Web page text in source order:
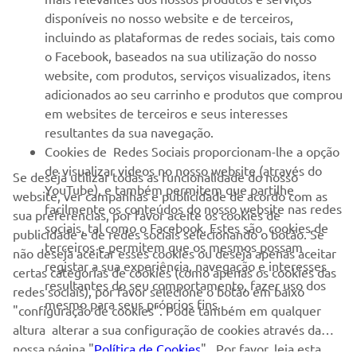
MAIS YAMAHA
SERVIÇO E SUPORTE
NEWSLETTER
Seja o primeiro a saber das últimas ofertas, eventos especiais,
novos lançamentos e muito mais
SUBSCREVER
Leia a nossa Política de Privacidade para saber como processamos
os seus dados pessoais: Politica de Privacidade
Portugal (Portuguese)
disponíveis no nosso website e de terceiros,
incluindo as plataformas de redes sociais, tais como
o Facebook, baseados na sua utilização do nosso
website, com produtos, serviços visualizados, itens
adicionados ao seu carrinho e produtos que comprou
em websites de terceiros e seus interesses
resultantes da sua navegação.
Cookies de Redes Sociais proporcionam-lhe a opção
de visualizar videos no nosso website (através do
YouTube), e também permitem que partilhe
facilmente os conteúdos do nosso website nas redes
sociais, tal como o Facebook. Estes são cookies de
terceiros e permitem que os mesmos possam
registar a sua experiência, navegação e interesses
resultantes do seu comportamento, fazer uso dos
mesmo para seus próprios fins.
Se deseja utilizar todas as funcionalidade do nosso
website, ver campanhas e publicidade de acordo com as
sua preferências, por favor aceite os cookies de
publicidade e de redes sociais selecionando o botão. Se
não deseja aceitar esses cookies ou deseja apenas aceitar
certas categorias de cookies (como apenas os cookies das
redes sociais), por favor selecione o botão em baixo
"configuração de cookies". Pode também em qualquer
altura alterar a sua configuração de cookies através da
nossa página "Política de Cookies" . Por favor, leia esta